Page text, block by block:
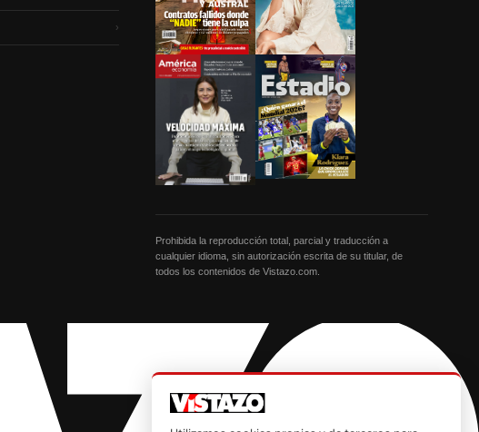
›
Prohibida la reproducción total, parcial y traducción a
cualquier idioma, sin autorización escrita de su titular, de
todos los contenidos de Vistazo.com.